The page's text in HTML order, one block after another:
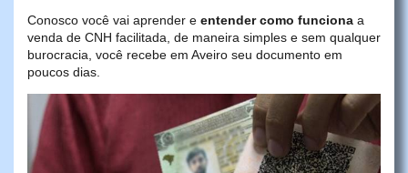
Conosco você vai aprender e entender como funciona a
venda de CNH facilitada, de maneira simples e sem qualquer
burocracia, você recebe em Aveiro seu documento em
poucos dias.